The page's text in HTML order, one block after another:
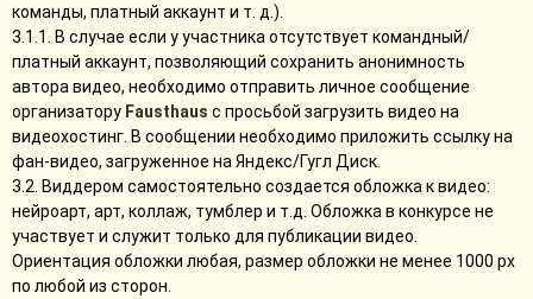
команды, платный аккаунт и т. д.).
3.1.1. В случае если у участника отсутствует командный/
платный аккаунт, позволяющий сохранить анонимность
автора видео, необходимо отправить личное сообщение
организатору Fausthaus с просьбой загрузить видео на
видеохостинг. В сообщении необходимо приложить ссылку на
фан-видео, загруженное на Яндекс/Гугл Диск.
3.2. Виддером самостоятельно создается обложка к видео:
нейроарт, арт, коллаж, тумблер и т.д. Обложка в конкурсе не
участвует и служит только для публикации видео.
Ориентация обложки любая, размер обложки не менее 1000 рх
по любой из сторон.